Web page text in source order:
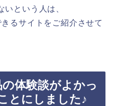
という人は、
るサイトをご紹介させて
体験談がよかっ
とにしました♪